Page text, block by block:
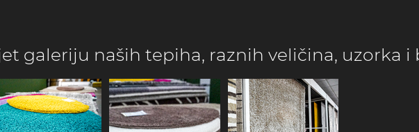
galeriju naših tepiha, raznih veličina, uzorka i